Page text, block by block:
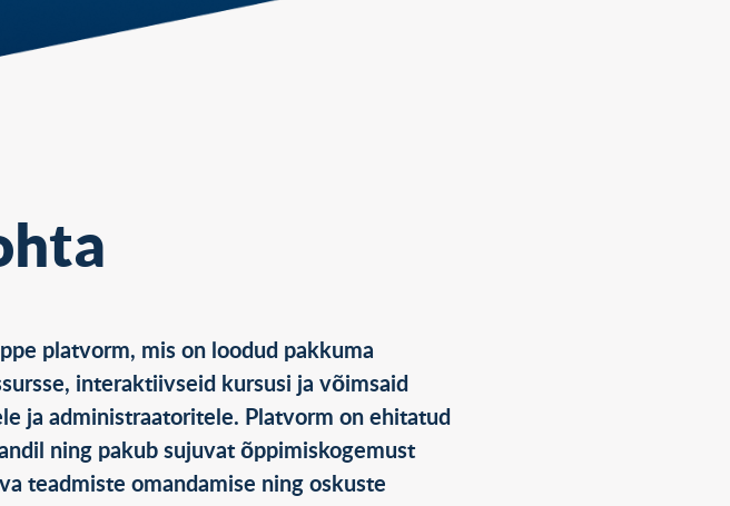
platvorm, mis on loodud pakkuma
interaktiivseid kursusi ja võimsaid
ja administraatoritele. Platvorm on ehitatud
ning pakub sujuvat õppimiskogemust
teadmiste omandamise ning oskuste